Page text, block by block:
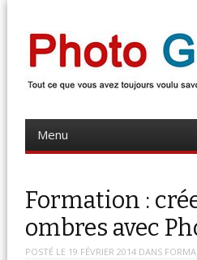
Photo Geek
Menu
content
Formation :
ombres avec
POSTÉ LE 19 FÉVRIER 2014 DANS